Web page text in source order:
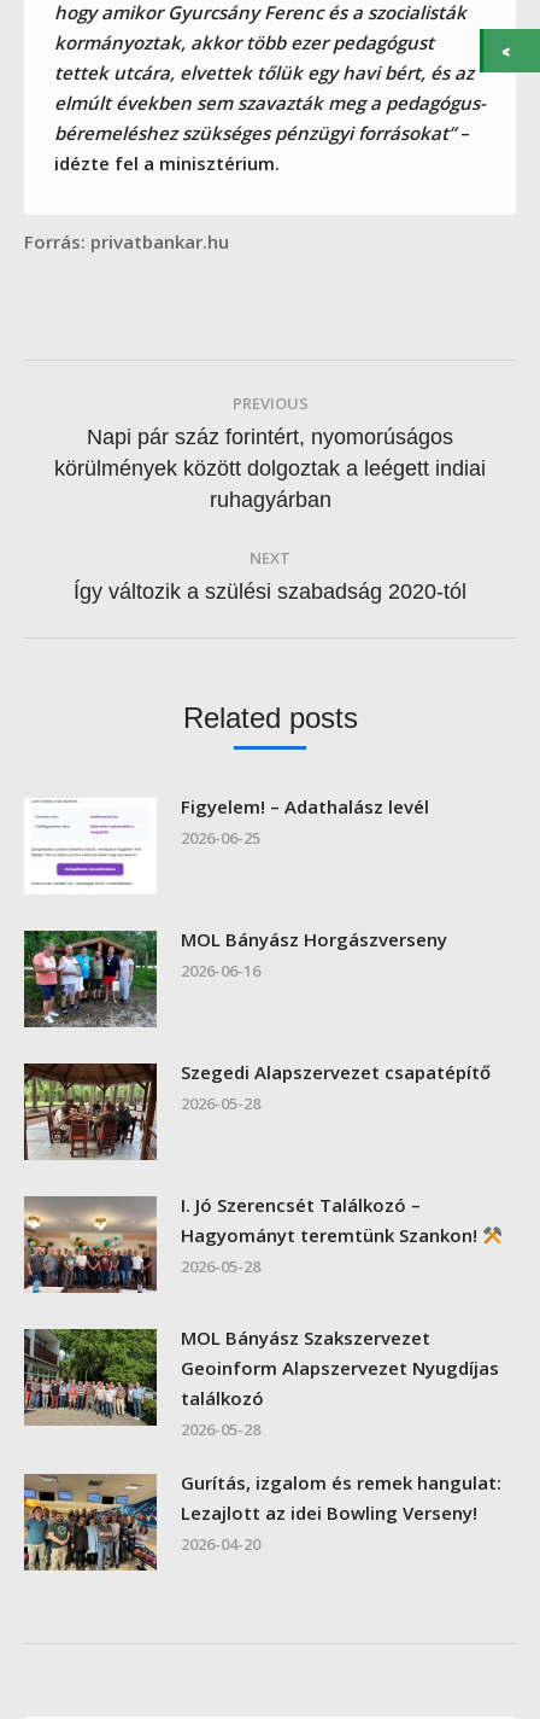
hogy amikor Gyurcsány Ferenc és a szocialisták
kormányoztak, akkor több ezer pedagógust
tettek utcára, elvettek tőlük egy havi bért, és az
elmúlt években sem szavazták meg a pedagógus-
béremeléshez szükséges pénzügyi forrásokat”–
idézte fel a minisztérium.
Forrás: privatbankar.hu
navigation
PREVIOUS
Previous
post:
Napi pár száz forintért, nyomorúságos
körülmények között dolgoztak a leégett indiai
ruhagyárban
NEXT
Next
Így változik a szülési szabadság 2020-tól
Related posts
Figyelem! – Adathalász levél
2026-06-25
MOL Bányász Horgászverseny
2026-06-16
Szegedi Alapszervezet csapatépítő
2026-05-28
I. Jó Szerencsét Találkozó –
Hagyományt teremtünk Szankon!
2026-05-28
MOL Bányász Szakszervezet
Geoinform Alapszervezet Nyugdíjas
találkozó
2026-05-28
Gurítás, izgalom és remek hangulat:
Lezajlott az idei Bowling Verseny!
2026-04-20